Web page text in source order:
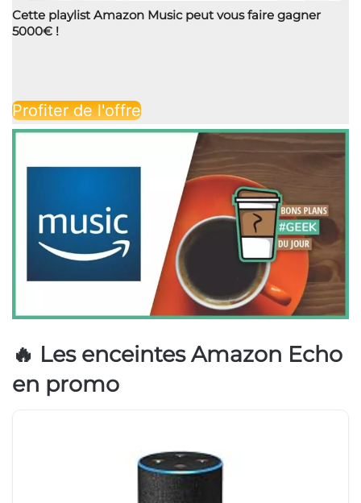
Cette playlist Amazon Music peut vous faire gagner
5000€ !
Profiter de l'offre
🔥 Les enceintes Amazon Echo
en promo